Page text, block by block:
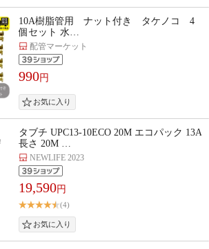
10A樹脂管用 ナット付き タケノコ 4
個セット 水…
配管マーケット
990円
タブチ UPC13-10ECO 20M エコパック 13A
長さ 20M …
NEWLIFE 2023
19,590円
(4)